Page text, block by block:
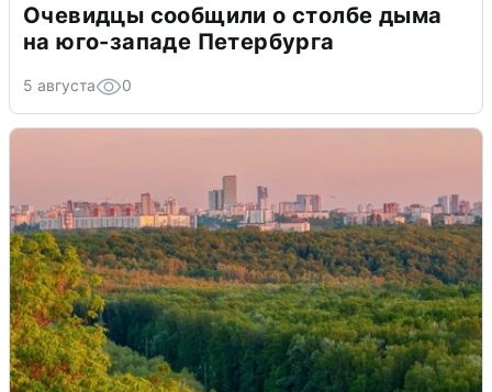
Очевидцы сообщили о столбе дыма
на юго-западе Петербурга
5 августа 0